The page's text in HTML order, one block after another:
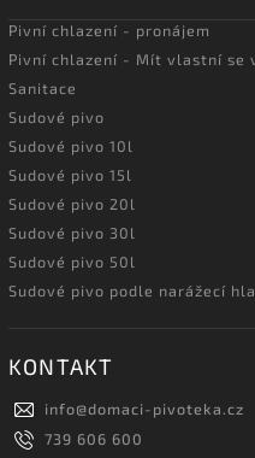
Pivní chlazení - pronájem
Pivní chlazení - Mít vlastní se
Sanitace
Sudové pivo
Sudové pivo 10l
Sudové pivo 15l
Sudové pivo 20l
Sudové pivo 30l
Sudové pivo 50l
Sudové pivo podle narážecí
KONTAKT
info@domaci-pivoteka.cz
739 606 600